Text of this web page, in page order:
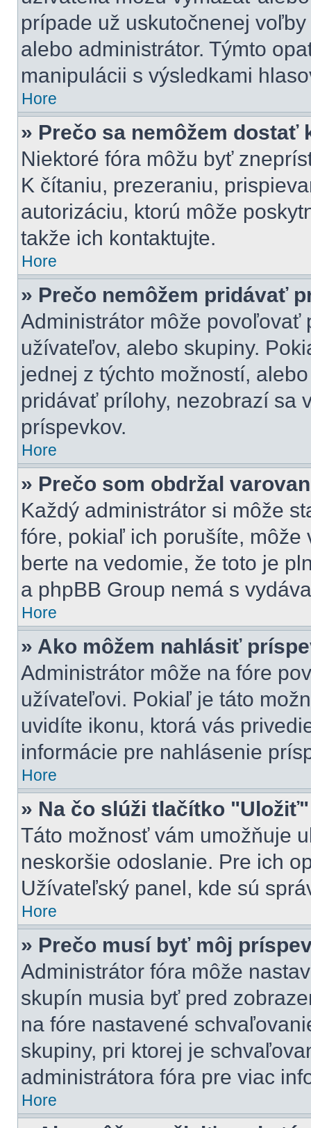
prípade už uskutočnenej
alebo administrátor. Týmto
manipulácii s výsledkami
Hore
» Prečo sa nemôžem dostať
Niektoré fóra môžu byť
K čítaniu, prezeraniu,
autorizáciu, ktorú môže
takže ich kontaktujte.
Hore
» Prečo nemôžem pridávať
Administrátor môže povoľovať
užívateľov, alebo skupiny.
jednej z týchto možností,
pridávať prílohy, nezobrazí sa
príspevkov.
Hore
» Prečo som obdržal
Každý administrátor si môže
fóre, pokiaľ ich porušíte,
berte na vedomie, že toto je
a phpBB Group nemá s
Hore
» Ako môžem nahlásiť
Administrátor môže na fóre
užívateľovi. Pokiaľ je táto
uvidíte ikonu, ktorá vás
informácie pre nahlásenie
Hore
» Na čo slúži tlačítko
Táto možnosť vám umožňuje
neskoršie odoslanie. Pre ich
Užívateľský panel, kde sú
Hore
» Prečo musí byť môj
Administrátor fóra môže
skupín musia byť pred
na fóre nastavené
skupiny, pri ktorej je
administrátora fóra pre viac
Hore